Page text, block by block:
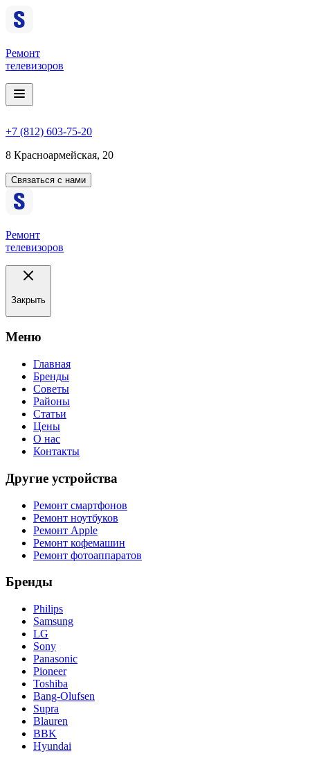
Ремонт
телевизоров
+7 (812) 603-75-20
8 Красноармейская, 20
Связаться с нами
Ремонт
телевизоров
Закрыть
Meню
Главная
Бренды
Советы
Районы
Статьи
Цены
О нас
Контакты
Другие устройства
Ремонт смартфонов
Ремонт ноутбуков
Ремонт Apple
Ремонт кофемашин
Ремонт фотоаппаратов
Бренды
Philips
Samsung
LG
Sony
Panasonic
Pioneer
Toshiba
Bang-Olufsen
Supra
Blauren
BBK
Hyundai